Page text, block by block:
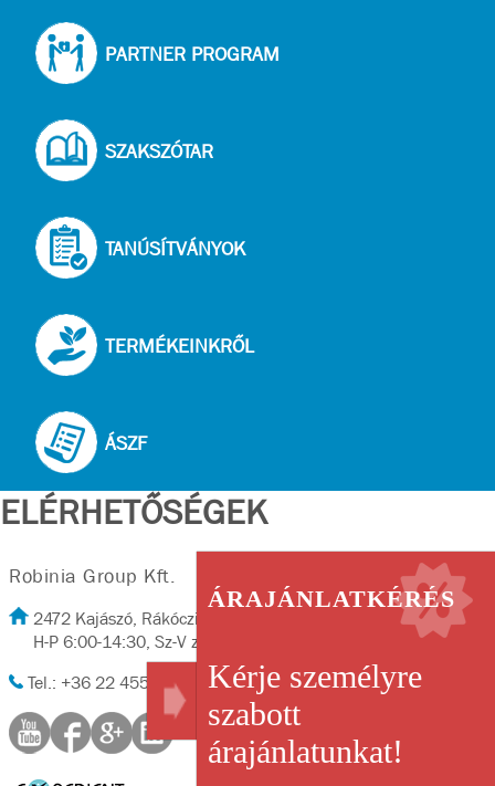
ÁRAJÁNLATKÉRÉS
Kérje személyre
szabott
árajánlatunkat!
PARTNER PROGRAM
SZAKSZÓTAR
TANÚSÍTVÁNYOK
TERMÉKEINKRŐL
ÁSZF
ELÉRHETŐSÉGEK
Robinia Group Kft.
2472 Kajászó, Rákóczi út 2/A
H-P 6:00-14:30, Sz-V zárva
Tel.: +36 22 455-702, Fax: +36 22 455-702